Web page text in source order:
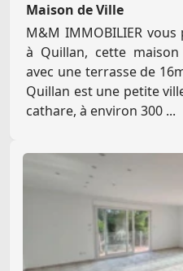
Maison de Ville
M&M IMMOBILIER vous
à Quillan, cette
avec une terrasse de
Quillan est une petite
cathare, à environ 300 ...